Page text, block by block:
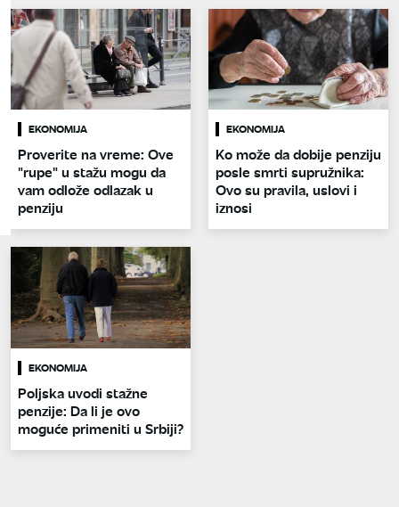
EKONOMIJA
Proverite na vreme: Ove
"rupe" u stažu mogu da
vam odlože odlazak u
penziju
EKONOMIJA
Ko može da dobije penziju
posle smrti supružnika:
Ovo su pravila, uslovi i
iznosi
EKONOMIJA
Poljska uvodi stažne
penzije: Da li je ovo
moguće primeniti u Srbiji?